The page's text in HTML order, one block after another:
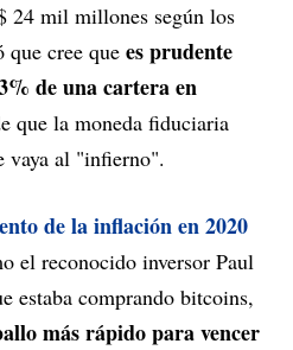
24 mil millones según los
que cree que es prudente
de una cartera en
que la moneda fiduciaria
vaya al "infierno".
de la inflación en 2020
el reconocido inversor Paul
estaba comprando bitcoins,
más rápido para vencer